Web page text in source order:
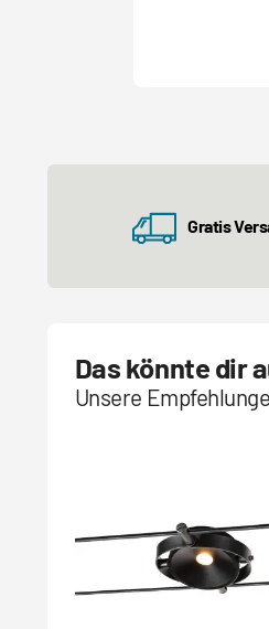
Gratis
Das könnte dir
Unsere